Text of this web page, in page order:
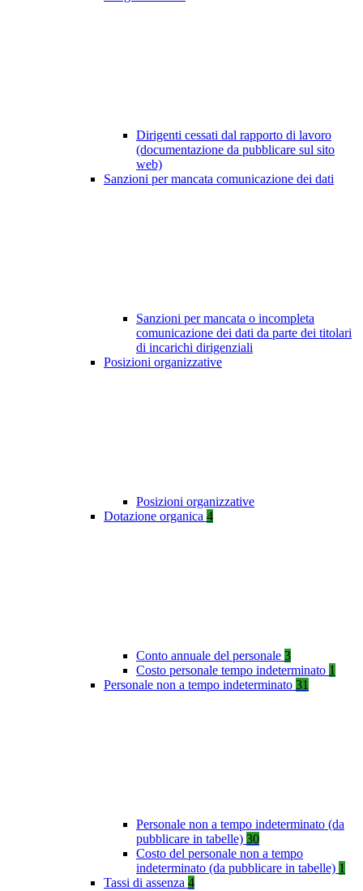
Dirigenti cessati dal rapporto di lavoro
(documentazione da pubblicare sul sito
web)
Sanzioni per mancata comunicazione dei dati
Sanzioni per mancata o incompleta
comunicazione dei dati da parte dei titolari
di incarichi dirigenziali
Posizioni organizzative
Posizioni organizzative
Dotazione organica 4
Conto annuale del personale 3
Costo personale tempo indeterminato 1
Personale non a tempo indeterminato 31
Personale non a tempo indeterminato (da
pubblicare in tabelle) 30
Costo del personale non a tempo
indeterminato (da pubblicare in tabelle) 1
Tassi di assenza 4